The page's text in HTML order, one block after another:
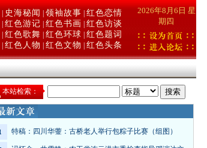
史海秘闻 领袖故事 红色恋情
红色游记 红色书画
红色访谈
红色歌舞 红色环球 红色题词
红色人物 红色文物 红色头条
2026年8月6日 星
期四
本站检索：
特稿：四川华蓥：古桥老人举行包粽子比赛（组图）